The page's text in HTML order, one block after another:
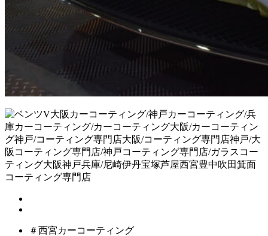
＃西宮カーコーティング